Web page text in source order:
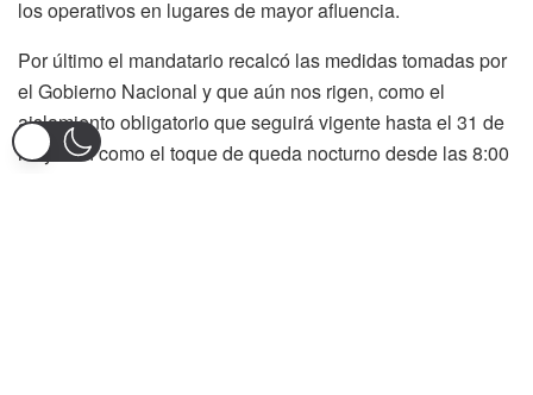
los operativos en lugares de mayor afluencia.
Por último el mandatario recalcó las medidas tomadas por
el Gobierno Nacional y que aún nos rigen, como el
aislamiento obligatorio que seguirá vigente hasta el 31 de
mayo así como el toque de queda nocturno desde las 8:00